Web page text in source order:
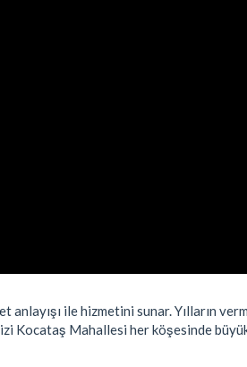
ile hizmetini sunar. Yılların
Kocataş Mahallesi her köşesinde